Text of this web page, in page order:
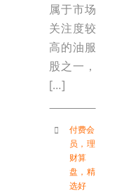
属于市场
关注度较
高的油服
股之一，
[…]
付费会
员 ， 理
财算
盘 ， 精
选好